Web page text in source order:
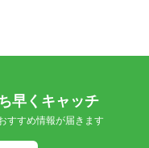
早くキャッチ
すすめ情報が届きます